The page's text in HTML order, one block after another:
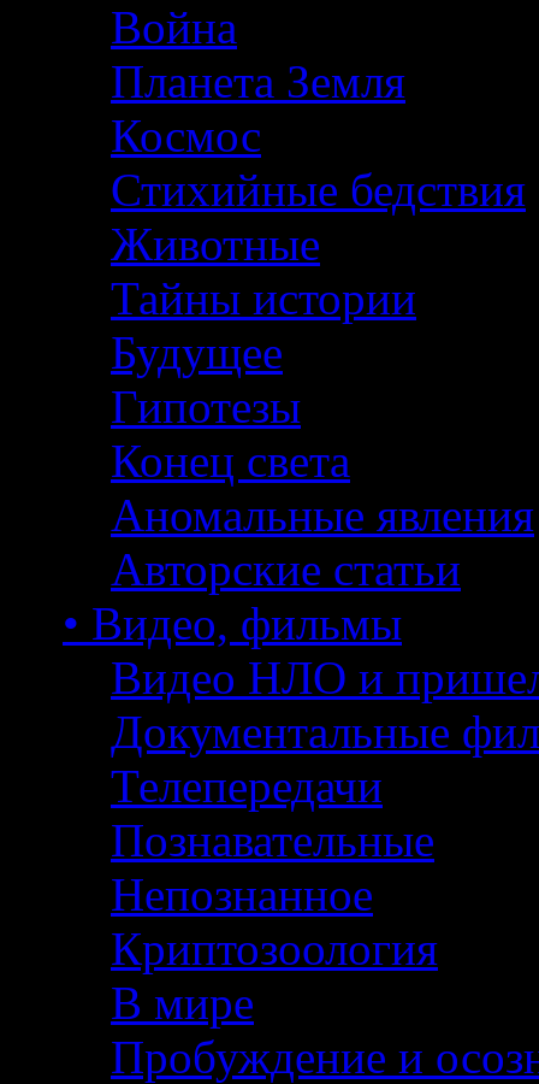
Война
Планета Земля
Космос
Стихийные бедствия
Животные
Тайны истории
Будущее
Гипотезы
Конец света
Аномальные явления
Авторские статьи
• Видео, фильмы
Видео НЛО и
Документальные
Телепередачи
Познавательные
Непознанное
Криптозоология
В мире
Пробуждение и